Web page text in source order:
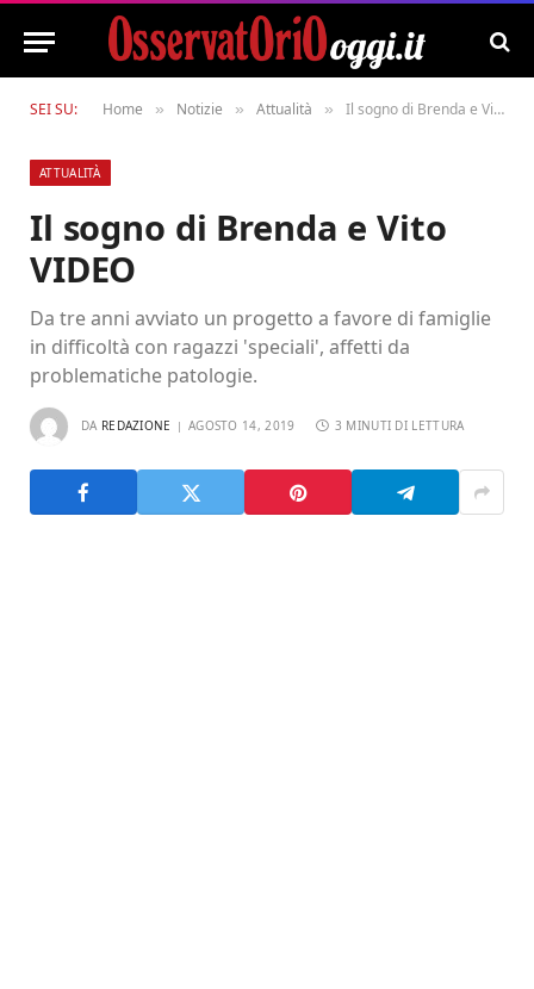
SEI SU: Home » Notizie » Attualità » Il sogno di Brenda e Vito VIDEO
ATTUALITÀ
Il sogno di Brenda e Vito
VIDEO
Da tre anni avviato un progetto a favore di famiglie
in difficoltà con ragazzi 'speciali', affetti da
problematiche patologie.
DA REDAZIONE AGOSTO 14, 2019 3 MINUTI DI LETTURA